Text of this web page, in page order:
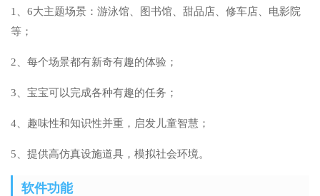
1、6大主题场景：游泳馆、图书馆、甜品店、修车店、电影院
等；
2、每个场景都有新奇有趣的体验；
3、宝宝可以完成各种有趣的任务；
4、趣味性和知识性并重，启发儿童智慧；
5、提供高仿真设施道具，模拟社会环境。
软件功能